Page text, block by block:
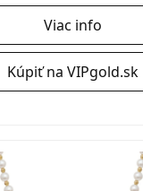
Viac info
Kúpiť na VIPgold.sk